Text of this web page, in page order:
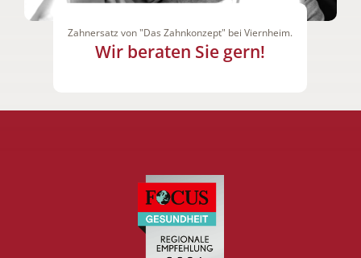
Zahnersatz von "Das Zahnkonzept" bei Viernheim.
Wir beraten Sie gern!